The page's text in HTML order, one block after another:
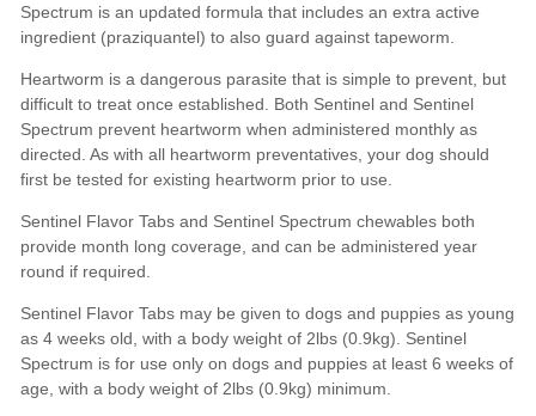
Spectrum